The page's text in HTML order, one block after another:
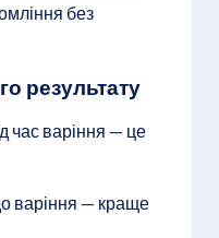
без
результату
час варіння — це
варіння — краще